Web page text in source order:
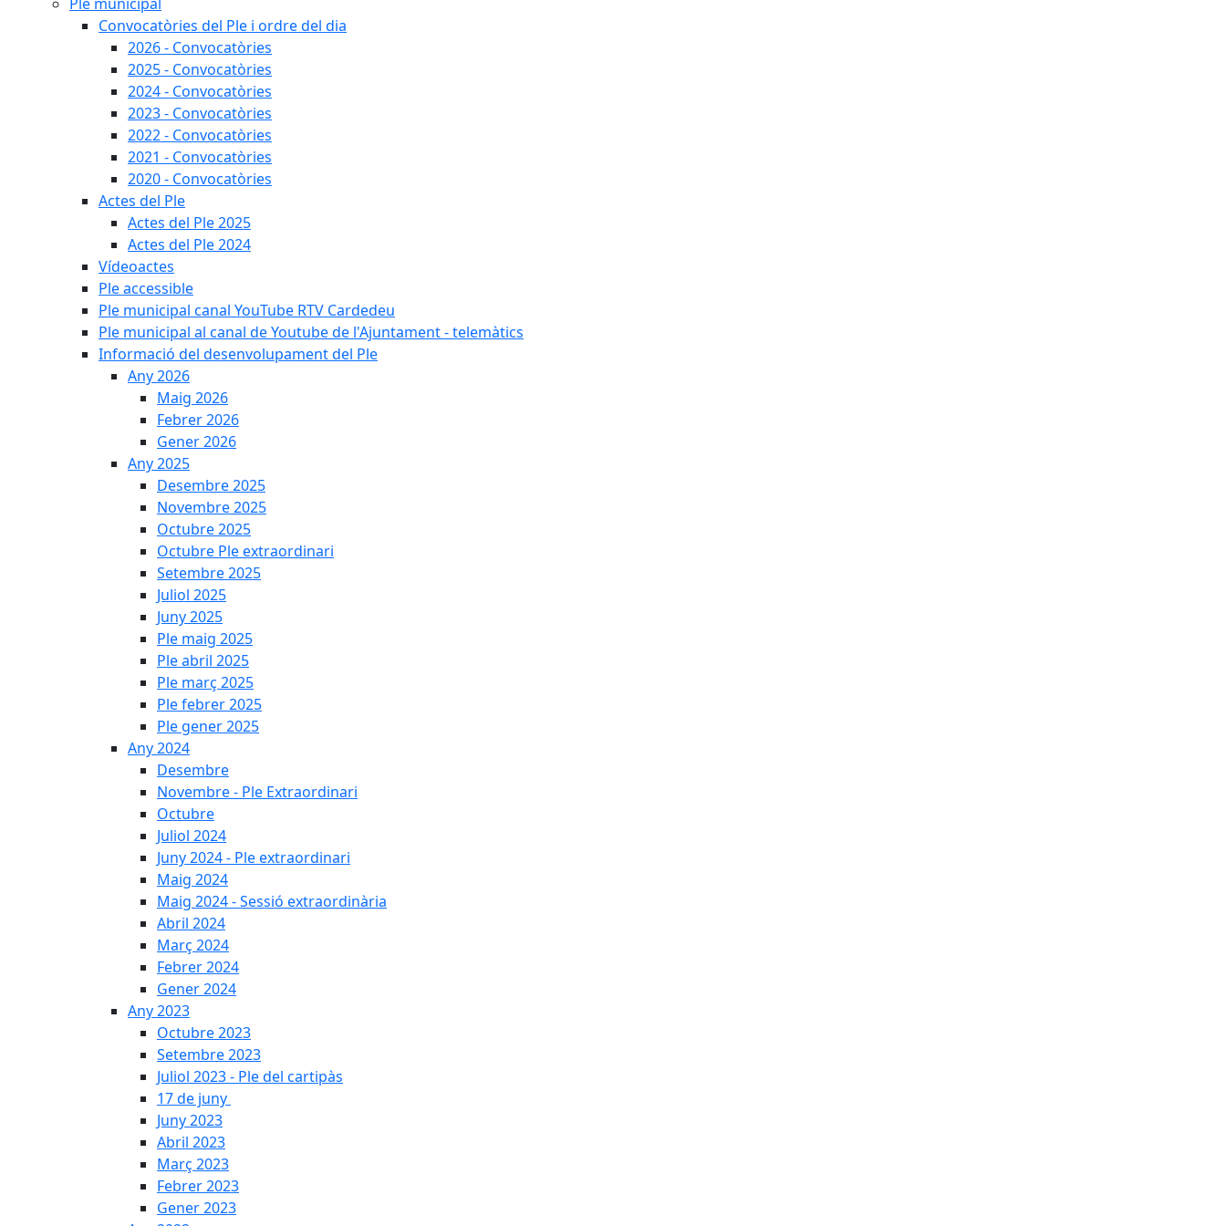
Convocatòries del Ple i ordre del dia
2026 - Convocatòries
2025 - Convocatòries
2024 - Convocatòries
2023 - Convocatòries
2022 - Convocatòries
2021 - Convocatòries
2020 - Convocatòries
Actes del Ple
Actes del Ple 2025
Actes del Ple 2024
Vídeoactes
Ple accessible
Ple municipal canal YouTube RTV Cardedeu
Ple municipal al canal de Youtube de l'Ajuntament - telemàtics
Informació del desenvolupament del Ple
Any 2026
Maig 2026
Febrer 2026
Gener 2026
Any 2025
Desembre 2025
Novembre 2025
Octubre 2025
Octubre Ple extraordinari
Setembre 2025
Juliol 2025
Juny 2025
Ple maig 2025
Ple abril 2025
Ple març 2025
Ple febrer 2025
Ple gener 2025
Any 2024
Desembre
Novembre - Ple Extraordinari
Octubre
Juliol 2024
Juny 2024 - Ple extraordinari
Maig 2024
Maig 2024 - Sessió extraordinària
Abril 2024
Març 2024
Febrer 2024
Gener 2024
Any 2023
Octubre 2023
Setembre 2023
Juliol 2023 - Ple del cartipàs
17 de juny
Juny 2023
Abril 2023
Març 2023
Febrer 2023
Gener 2023